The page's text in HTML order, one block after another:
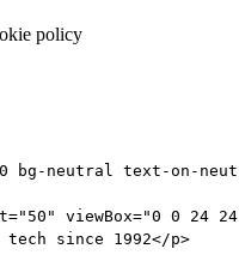
policy
bg-neutral text-on-
="50" viewBox="0 0 24
since 1992</p>